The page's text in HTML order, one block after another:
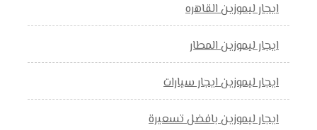
ايجار ليموزين القاهره
ايجار ليموزين المطار
ايجار ليموزين ايجار سيارات
ايجار ليموزين بافضل تسعيرة